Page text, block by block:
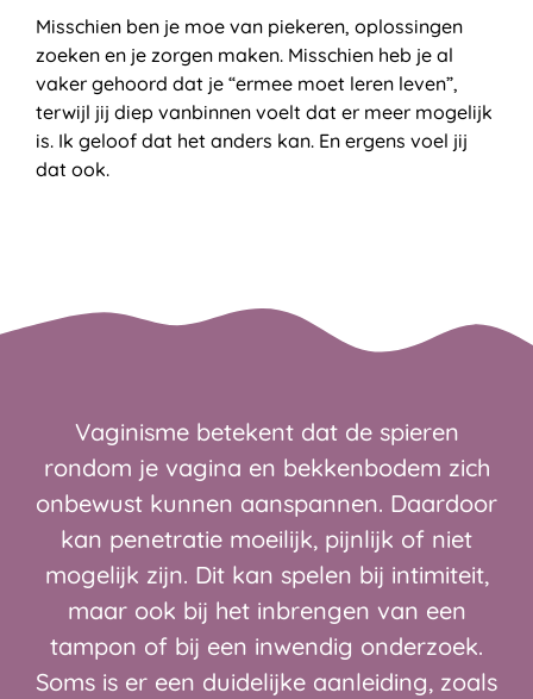
Misschien ben je moe van piekeren, oplossingen
zoeken en je zorgen maken. Misschien heb je al
vaker gehoord dat je “ermee moet leren leven”,
terwijl jij diep vanbinnen voelt dat er meer mogelijk
is. Ik geloof dat het anders kan. En ergens voel jij
dat ook.
Vaginisme betekent dat de spieren
rondom je vagina en bekkenbodem zich
onbewust kunnen aanspannen. Daardoor
kan penetratie moeilijk, pijnlijk of niet
mogelijk zijn. Dit kan spelen bij intimiteit,
maar ook bij het inbrengen van een
tampon of bij een inwendig onderzoek.
Soms is er een duidelijke aanleiding, zoals